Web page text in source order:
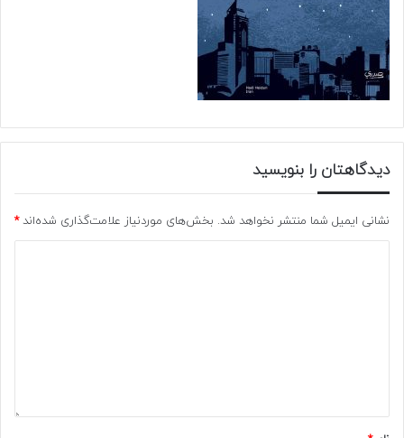
دیدگاهتان را بنویسید
نشانی ایمیل شما منتشر نخواهد شد. بخش‌های موردنیاز علامت‌گذاری شده‌اند*